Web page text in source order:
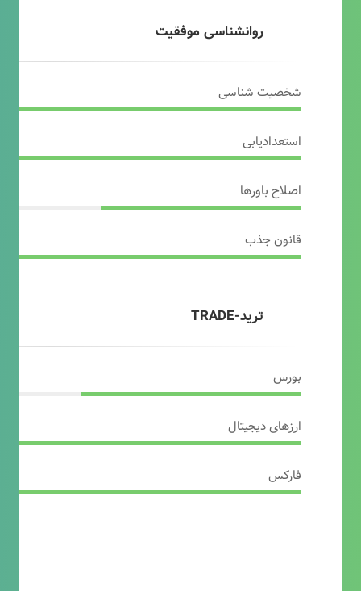
روانشناسی موفقیت
شخصیت شناسی
استعدادیابی
اصلاح باورها
قانون جذب
ترید-TRADE
بورس
ارزهای دیجیتال
فارکس